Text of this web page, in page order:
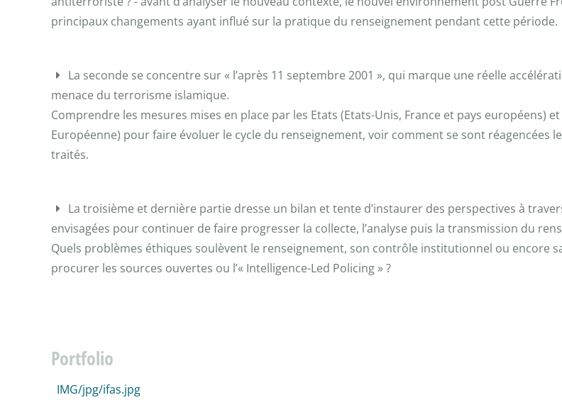
principaux changements ayant influé sur la pratique du renseignement pendant cette période.
La seconde se concentre sur « l’après 11 septembre 2001 », qui marque une réelle
menace du terrorisme islamique.
Comprendre les mesures mises en place par les Etats (Etats-Unis, France et pays européens)
Européenne) pour faire évoluer le cycle du renseignement, voir comment se sont réagencées
traités.
La troisième et dernière partie dresse un bilan et tente d’instaurer des perspectives à
envisagées pour continuer de faire progresser la collecte, l’analyse puis la transmission du
Quels problèmes éthiques soulèvent le renseignement, son contrôle institutionnel ou encore
procurer les sources ouvertes ou l’« Intelligence-Led Policing » ?
Portfolio
IMG/jpg/ifas.jpg